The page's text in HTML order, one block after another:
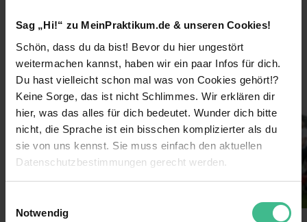
Sag „Hi!“ zu MeinPraktikum.de & unseren Cookies!
Schön, dass du da bist! Bevor du hier ungestört
weitermachen kannst, haben wir ein paar Infos für dich.
Du hast vielleicht schon mal was von Cookies gehört!?
Keine Sorge, das ist nicht Schlimmes. Wir erklären dir
hier, was das alles für dich bedeutet. Wunder dich bitte
nicht, die Sprache ist ein bisschen komplizierter als du
sie von uns kennst. Sie muss einfach den aktuellen
Datenschutzbestimmungen gerecht werden.
Notwendig
Deutschlands größte Städte für dich!
Lerne coole neue Leute kennen und arbeite im
Verdiene 600€/Woche
Sichere dir darüber hinaus Prämien durch deine
Lass dich von uns coachen & erhalte nach
weiterlesen
Bilder